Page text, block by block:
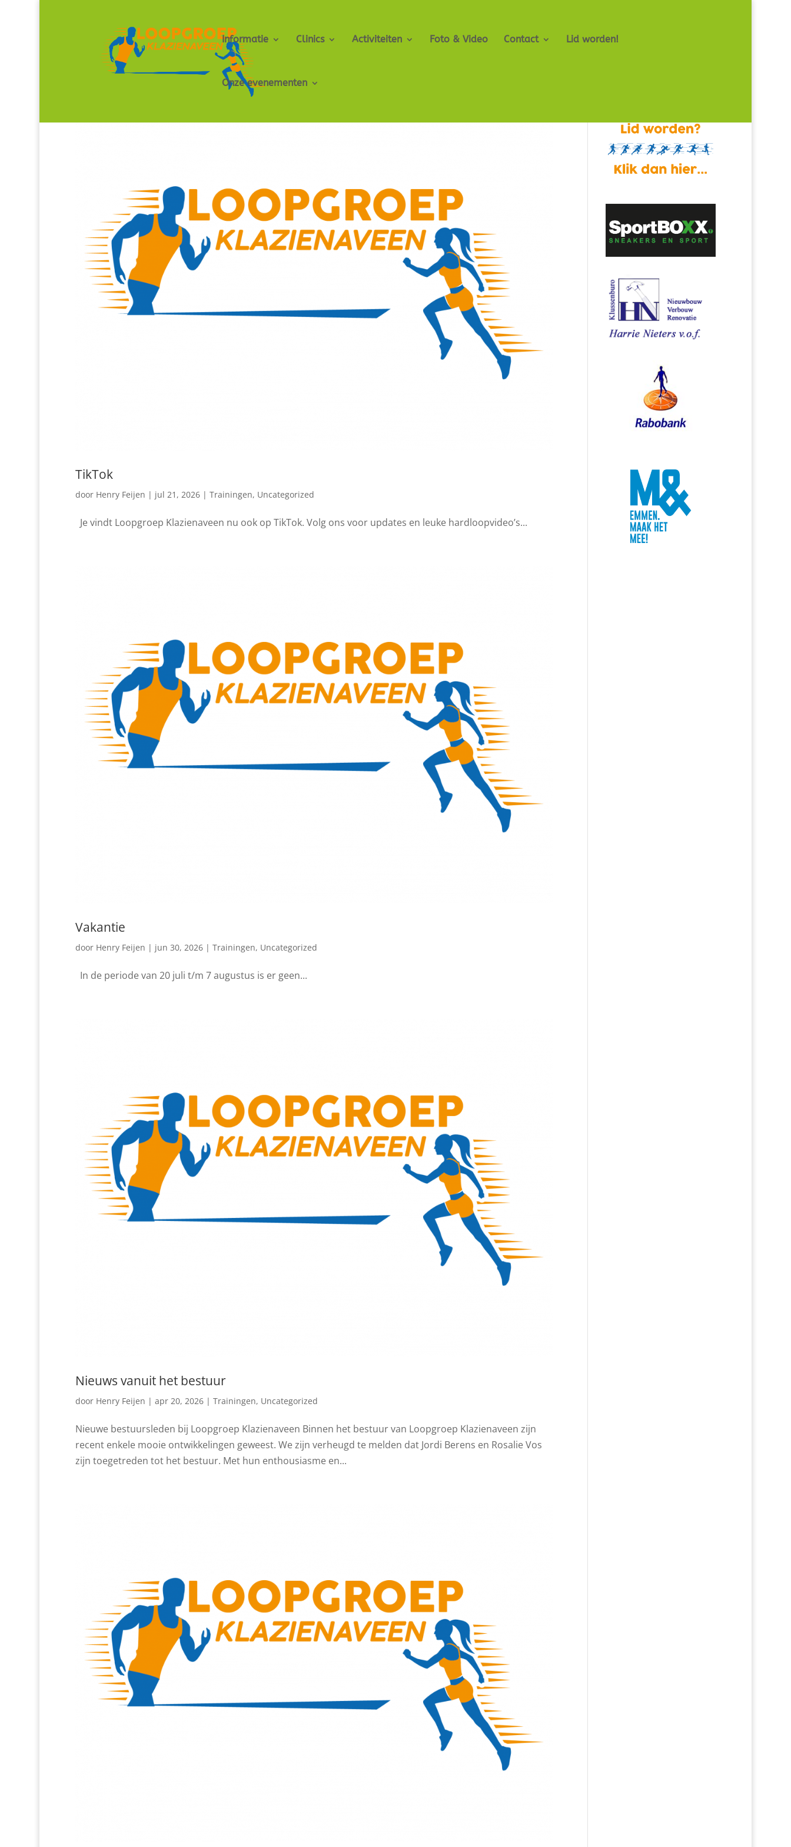
Informatie Clinics Activiteiten Foto & Video Contact Lid worden!
Onze evenementen
TikTok
door Henry Feijen | jul 21, 2026| Trainingen, Uncategorized
Je vindt Loopgroep Klazienaveen nu ook op TikTok. Volg ons voor updates en leuke hardloopvideo’s...
Vakantie
door Henry Feijen | jun 30, 2026| Trainingen, Uncategorized
In de periode van 20 juli t/m 7 augustus is er geen...
Nieuws vanuit het bestuur
door Henry Feijen | apr 20, 2026| Trainingen, Uncategorized
Nieuwe bestuursleden bij Loopgroep Klazienaveen Binnen het bestuur van Loopgroep Klazienaveen zijn
recent enkele mooie ontwikkelingen geweest. We zijn verheugd te melden dat Jordi Berens en Rosalie Vos
zijn toegetreden tot het bestuur. Met hun enthousiasme en...